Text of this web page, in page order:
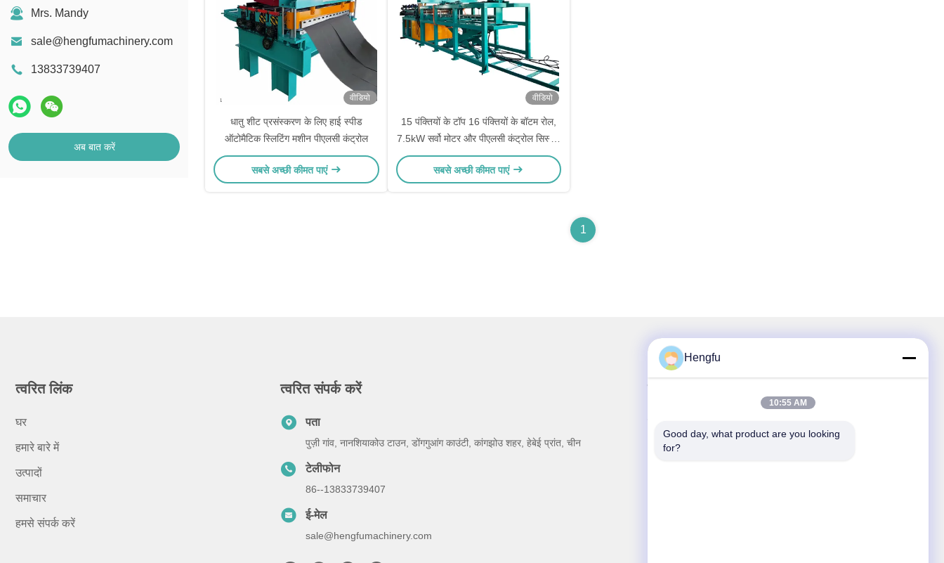
Mrs. Mandy
sale@hengfumachinery.com
13833739407
अब बात करें
वीडियो
धातु शीट प्रसंस्करण के लिए हाई स्पीड
ऑटोमैटिक स्लिटिंग मशीन पीएलसी कंट्रोल
सबसे अच्छी कीमत पाएं
वीडियो
15 पंक्तियों के टॉप 16 पंक्तियों के बॉटम रोल,
7.5kW सर्वो मोटर और पीएलसी कंट्रोल सिस्टम
के साथ लेवलिंग कटिंग शीयरिंग मशीन
सबसे अच्छी कीमत पाएं
1
त्वरित लिंक
घर
हमारे बारे में
उत्पादों
समाचार
हमसे संपर्क करें
त्वरित संपर्क करें
पता
पुज़ी गांव, नानशियाकोउ टाउन, डोंगगुआंग काउंटी, कांगझोउ शहर, हेबेई प्रांत, चीन
टेलीफोन
86--13833739407
ई-मेल
sale@hengfumachinery.com
Hengfu
10:55 AM
Good day, what product are you looking
for?